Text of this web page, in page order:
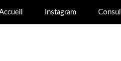
Instagram